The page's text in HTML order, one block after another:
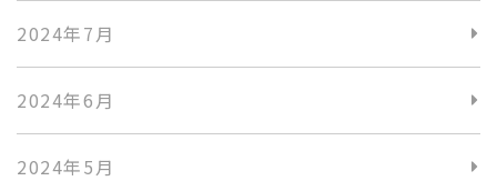
2024年7月
2024年6月
2024年5月